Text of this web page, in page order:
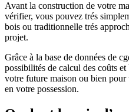
Avant la construction de votre
vérifier, vous pouvez trés
bois ou traditionnelle trés
projet.
Grâce à la base de données de
possibilités de calcul des coûts
votre future maison ou bien
en votre possession.